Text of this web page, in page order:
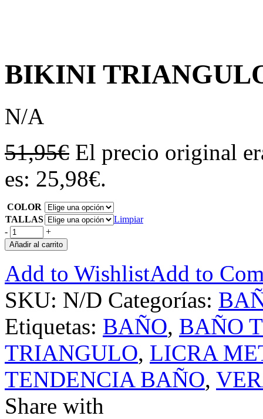
BIKINI
N/A
51,95€ El precio original
es: 25,98€.
COLOR
TALLAS
Limpiar
-
+
Añadir al carrito
Add to WishlistAdd to
SKU: N/D Categorías:
Etiquetas: BAÑO, BAÑO
TRIANGULO, LICRA
TENDENCIA BAÑO,
Share with